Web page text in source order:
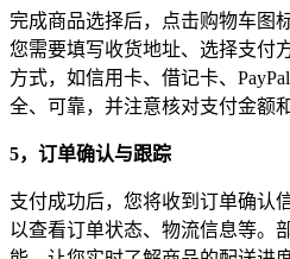
完成商品选择后，点击购物车图
您需要填写收货地址、选择支付
方式，如信用卡、借记卡、
全、可靠，并注意核对支付金额
5，订单确认与跟踪
支付成功后，您将收到订单确认
以查看订单状态、物流信息等。